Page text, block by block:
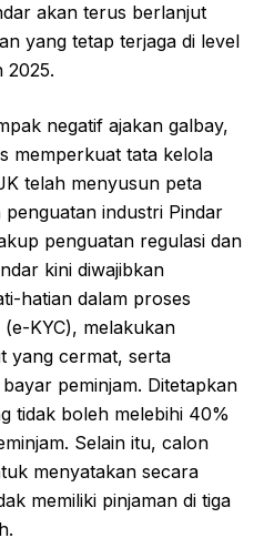
akan terus berlanjut
yang tetap terjaga di level
2025.
negatif ajakan galbay,
memperkuat tata kelola
telah menyusun peta
industri Pindar
penguatan regulasi dan
kini diwajibkan
hatian dalam proses
KYC), melakukan
yang cermat, serta
peminjam. Ditetapkan
tidak boleh melebihi 40%
Selain itu, calon
menyatakan secara
memiliki pinjaman di tiga